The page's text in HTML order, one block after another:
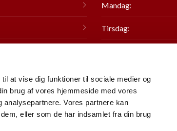
at vise dig funktioner til sociale medier og
brug af vores hjemmeside med vores
analysepartnere. Vores partnere kan
eller som de har indsamlet fra din brug
Mandag:
Tirsdag:
Torsdag:
Lørdag: